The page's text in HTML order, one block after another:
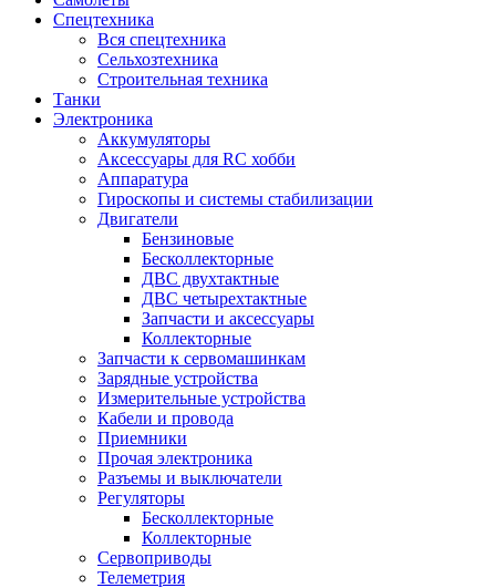
Спецтехника
Вся спецтехника
Сельхозтехника
Строительная техника
Танки
Электроника
Аккумуляторы
Аксессуары для RC хобби
Аппаратура
Гироскопы и системы стабилизации
Двигатели
Бензиновые
Бесколлекторные
ДВС двухтактные
ДВС четырехтактные
Запчасти и аксессуары
Коллекторные
Запчасти к сервомашинкам
Зарядные устройства
Измерительные устройства
Кабели и провода
Приемники
Прочая электроника
Разъемы и выключатели
Регуляторы
Бесколлекторные
Коллекторные
Сервоприводы
Телеметрия